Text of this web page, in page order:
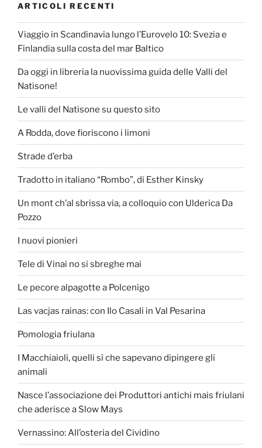
ARTICOLI RECENTI
Viaggio in Scandinavia lungo l’Eurovelo 10: Svezia e
Finlandia sulla costa del mar Baltico
Da oggi in libreria la nuovissima guida delle Valli del
Natisone!
Le valli del Natisone su questo sito
A Rodda, dove fioriscono i limoni
Strade d’erba
Tradotto in italiano “Rombo”, di Esther Kinsky
Un mont ch’al sbrissa via, a colloquio con Ulderica Da
Pozzo
I nuovi pionieri
Tele di Vinai no si sbreghe mai
Le pecore alpagotte a Polcenigo
Las vacjas rainas: con Ilo Casali in Val Pesarina
Pomologia friulana
I Macchiaioli, quelli sì che sapevano dipingere gli
animali
Nasce l’associazione dei Produttori antichi mais friulani
che aderisce a Slow Mays
Vernassino: All’osteria del Cividino